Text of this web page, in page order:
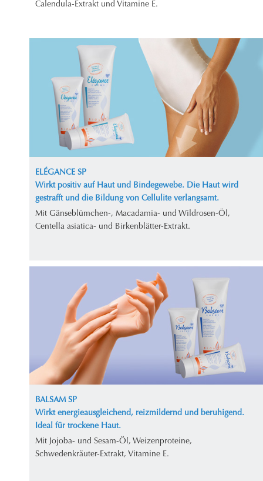
Calendula-Extrakt und Vitamine E.
ELÉGANCE SP
Wirkt positiv auf Haut und Bindegewebe. Die Haut wird
gestrafft und die Bildung von Cellulite verlangsamt.
Mit Gänseblümchen-, Macadamia- und Wildrosen-Öl,
Centella asiatica- und Birkenblätter-Extrakt.
BALSAM SP
Wirkt energieausgleichend, reizmildernd und beruhigend.
Ideal für trockene Haut.
Mit Jojoba- und Sesam-Öl, Weizenproteine,
Schwedenkräuter-Extrakt, Vitamine E.